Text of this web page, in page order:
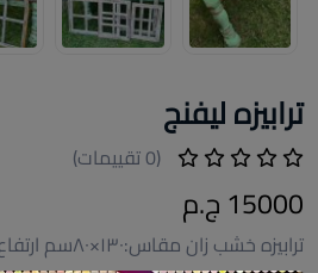
ترابيزه ليفنج
(0 تقييمات)
15000 ج.م
ترابيزه خشب زان مقاس:١٣٠×٨٠سم ارتفاع:٥٠سم